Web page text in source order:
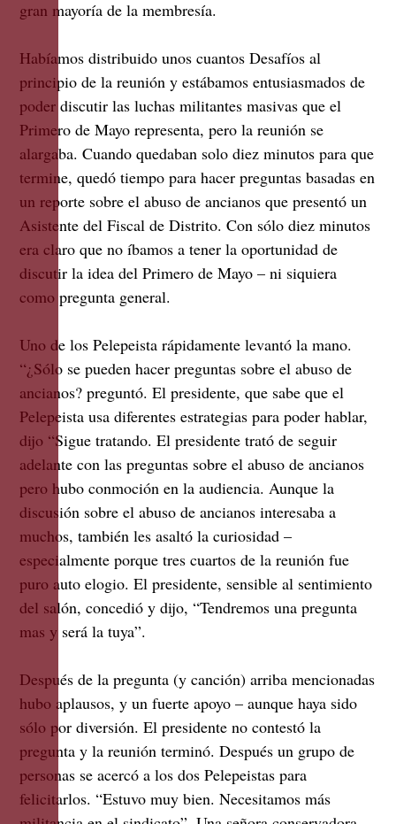
gran mayoría de la membresía.
Habíamos distribuido unos cuantos Desafíos al
principio de la reunión y estábamos entusiasmados de
poder discutir las luchas militantes masivas que el
Primero de Mayo representa, pero la reunión se
alargaba. Cuando quedaban solo diez minutos para que
termine, quedó tiempo para hacer preguntas basadas en
un reporte sobre el abuso de ancianos que presentó un
Asistente del Fiscal de Distrito. Con sólo diez minutos
era claro que no íbamos a tener la oportunidad de
discutir la idea del Primero de Mayo – ni siquiera
como pregunta general.
Uno de los Pelepeista rápidamente levantó la mano.
“¿Sólo se pueden hacer preguntas sobre el abuso de
ancianos? preguntó. El presidente, que sabe que el
Pelepeista usa diferentes estrategias para poder hablar,
dijo “Sigue tratando. El presidente trató de seguir
adelante con las preguntas sobre el abuso de ancianos
pero hubo conmoción en la audiencia. Aunque la
discusión sobre el abuso de ancianos interesaba a
muchos, también les asaltó la curiosidad –
especialmente porque tres cuartos de la reunión fue
puro auto elogio. El presidente, sensible al sentimiento
del salón, concedió y dijo, “Tendremos una pregunta
mas y será la tuya”.
Después de la pregunta (y canción) arriba mencionadas
hubo aplausos, y un fuerte apoyo – aunque haya sido
sólo por diversión. El presidente no contestó la
pregunta y la reunión terminó. Después un grupo de
personas se acercó a los dos Pelepeistas para
felicitarlos. “Estuvo muy bien. Necesitamos más